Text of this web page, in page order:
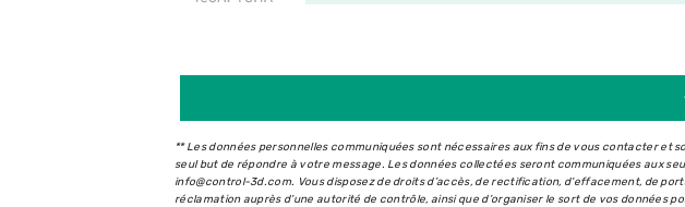
** Les données personnelles communiquées sont nécessaires aux fins de vous contacter et
seul but de répondre à votre message. Les données collectées seront communiquées aux
info@control-3d.com. Vous disposez de droits d’accès, de rectification, d’effacement, de
réclamation auprès d’une autorité de contrôle, ainsi que d’organiser le sort de vos données